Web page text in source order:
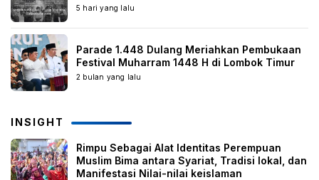
5 hari yang lalu
Parade 1.448 Dulang Meriahkan Pembukaan
Festival Muharram 1448 H di Lombok Timur
2 bulan yang lalu
INSIGHT
Rimpu Sebagai Alat Identitas Perempuan
Muslim Bima antara Syariat, Tradisi lokal, dan
Manifestasi Nilai-nilai keislaman